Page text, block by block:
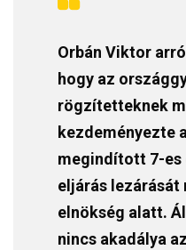
Orbán Viktor
hogy az
rögzítetteknek
kezdeményezte
megindított 7-
eljárás lezárását
elnökség alatt.
nincs akadálya